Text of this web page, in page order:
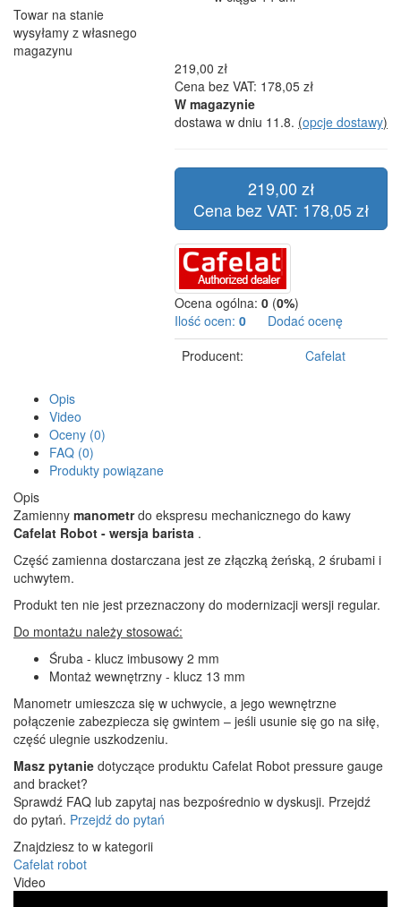
Towar na stanie
wysyłamy z własnego
magazynu
219,00 zł
Cena bez VAT: 178,05 zł
W magazynie
dostawa w dniu 11.8. (opcje dostawy)
219,00 zł
Cena bez VAT: 178,05 zł
Ocena ogólna: 0 (0%)
Ilość ocen: 0
Dodać ocenę
Producent:
Cafelat
Opis
Video
Oceny (0)
FAQ (0)
Produkty powiązane
Opis
Zamienny manometrdo ekspresu mechanicznego do kawy
Cafelat Robot - wersja barista .
Część zamienna dostarczana jest ze złączką żeńską, 2 śrubami i
uchwytem.
Produkt ten nie jest przeznaczony do modernizacji wersji regular.
Do montażu należy stosować:
Śruba - klucz imbusowy 2 mm
Montaż wewnętrzny - klucz 13 mm
Manometr umieszcza się w uchwycie, a jego wewnętrzne
połączenie zabezpiecza się gwintem – jeśli usunie się go na siłę,
część ulegnie uszkodzeniu.
Masz pytanie dotyczące produktu Cafelat Robot pressure gauge
and bracket?
Sprawdź FAQ lub zapytaj nas bezpośrednio w dyskusji. Przejdź
do pytań. Przejdź do pytań
Znajdziesz to w kategorii
Cafelat robot
Video